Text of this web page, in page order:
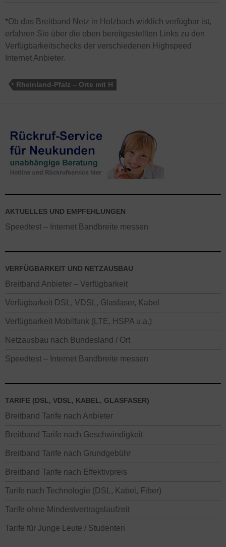
*Ob das Breitband Netz in Holzbach wirklich verfügbar ist,
erfahren Sie über die oben bereitgestellten Links zu den
Verfügbarkeitschecks der verschiedenen Highspeed
Internet Anbieter.
Rheinland-Pfalz – Orte mit H
AKTUELLES UND EMPFEHLUNGEN
Speedtest – Internet Bandbreite messen
VERFÜGBARKEIT UND NETZAUSBAU
Breitband Anbieter – Verfügbarkeit
Verfügbarkeit DSL, VDSL, Glasfaser, Kabel
Verfügbarkeit Mobilfunk (LTE, HSPA u.a.)
Netzausbau nach Bundesland / Ort
Speedtest – Internet Bandbreite messen
TARIFE (DSL, VDSL, KABEL, GLASFASER)
Breitband Tarife nach Anbieter
Breitband Tarife nach Geschwindigkeit
Breitband Tarife nach Grundgebühr
Breitband Tarife nach Effektivpreis
Tarife nach Technologie (DSL, Kabel, Fiber)
Tarife ohne Mindestvertragslaufzeit
Tarife für Junge Leute / Studenten